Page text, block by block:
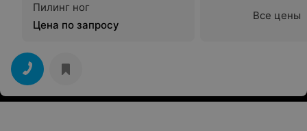
Пилинг ног
Цена по запросу
Все цены